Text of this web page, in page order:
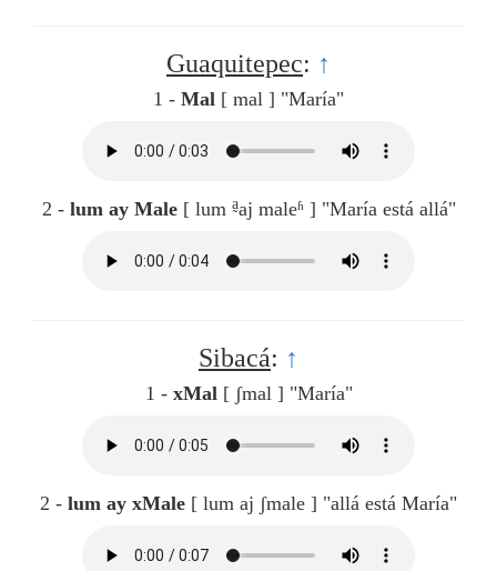
Guaquitepec: ↑
1 - Mal [ mal ] "María"
2 - lum ay Male [ lum a̰aj maleʱ ] "María está allá"
Sibacá: ↑
1 - xMal [ ʃmal ] "María"
2 - lum ay xMale [ lum aj ʃmale ] "allá está María"